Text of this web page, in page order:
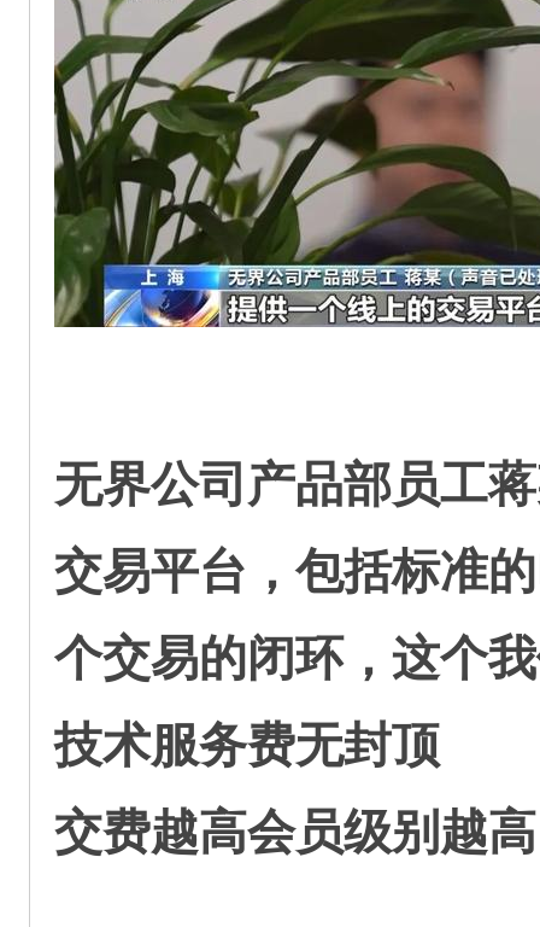
无界公司产品部员工
交易平台，包括标准
个交易的闭环，这个
技术服务费无封顶
交费越高会员级别越高